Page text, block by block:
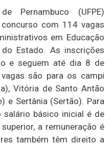
Pernambuco (UFPE)
com 114 vagas
em Educação
Estado. As inscrições
e seguem até dia 8 de
são para os campi
Vitória de Santo Antão
e Sertânia (Sertão). Para
básico inicial é de
a remuneração é
também têm direito a